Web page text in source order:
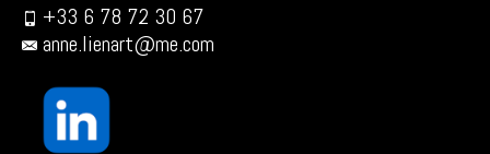
+33 6 78 72 30 67
anne.lienart@me.com